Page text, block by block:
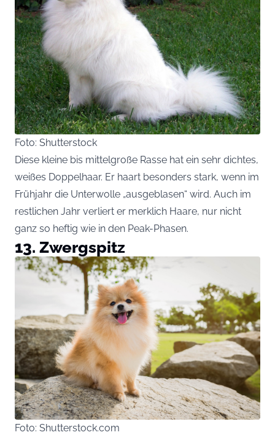
Foto: Shutterstock
Diese kleine bis mittelgroße Rasse hat ein sehr dichtes,
weißes Doppelhaar. Er haart besonders stark, wenn im
Frühjahr die Unterwolle „ausgeblasen“ wird. Auch im
restlichen Jahr verliert er merklich Haare, nur nicht
ganz so heftig wie in den Peak-Phasen.
13. Zwergspitz
Foto: Shutterstock.com